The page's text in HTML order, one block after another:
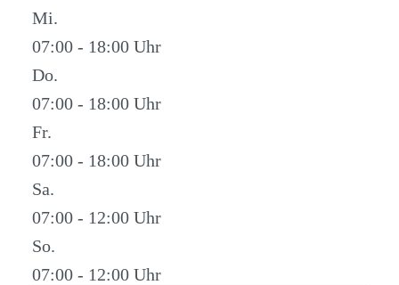
Mi.
07:00 - 18:00
Do.
07:00 - 18:00
Fr.
07:00 - 18:00
Sa.
07:00 - 12:00
So.
07:00 - 12:00